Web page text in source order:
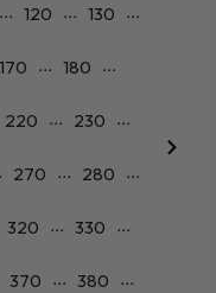
... 120 ... 130 ...
170 ... 180 ...
220 ... 230 ...
270 ... 280 ...
320 ... 330 ...
370 ... 380 ...